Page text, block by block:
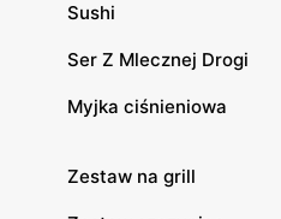
Sushi
Ser Z Mlecznej Drogi
Myjka ciśnieniowa
Zestaw na grill